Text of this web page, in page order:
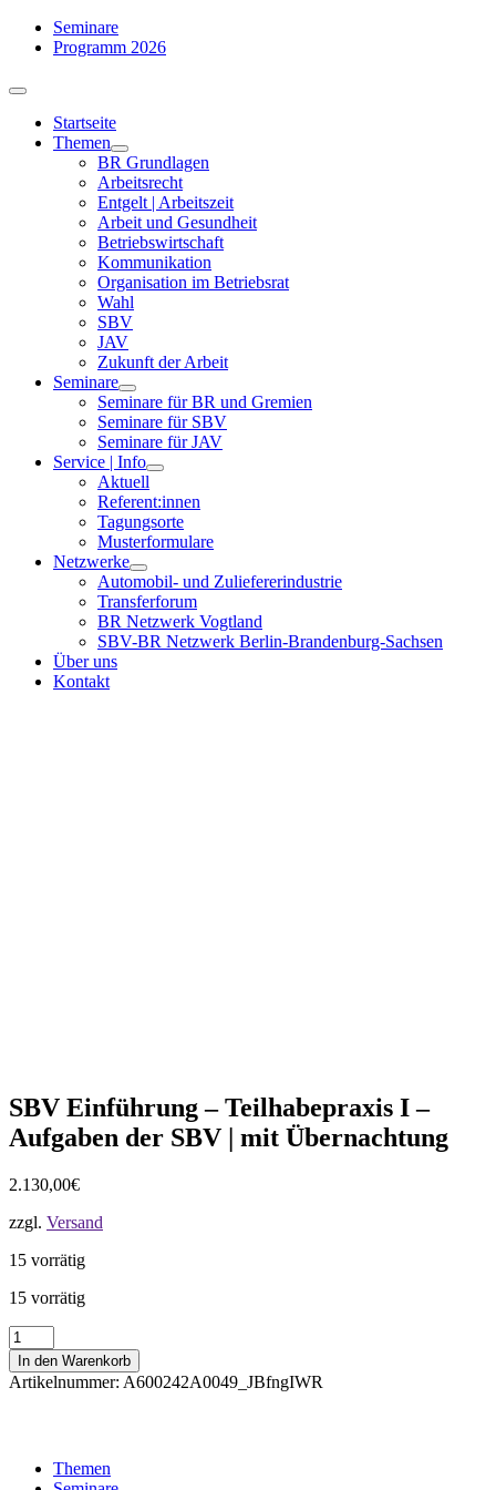
Zum
Inhalt
Seminare
Programm 2026
Toggle
NavigationStartseite
Themen
BR Grundlagen
Arbeits­recht
Entgelt | Arbeitszeit
Arbeit und Gesundheit
Betriebswirtschaft
Kommuni­kation
Organisation im Betriebsrat
Wahl
SBV
JAV
Zukunft der Arbeit
Seminare
Seminare für BR und Gremien
Seminare für SBV
Seminare für JAV
Service | Info
Aktuell
Referent:innen
Tagungsorte
Musterformulare
Netzwerke
Automobil- und Zuliefererindustrie
Transferforum
BR Netzwerk Vogtland
SBV-BR Netzwerk Berlin-Brandenburg-Sachsen
Über uns
Kontakt
SBV Einführung – Teilhabepraxis I –
Aufgaben der SBV | mit Übernachtung
2.130,00€
zzgl. Versand
15 vorrätig
15 vorrätig
SBV
Einführung
-
Teilhabepraxis
In den Warenkorb
Artikelnummer: A600242A0049_JBfngIWR
Themen